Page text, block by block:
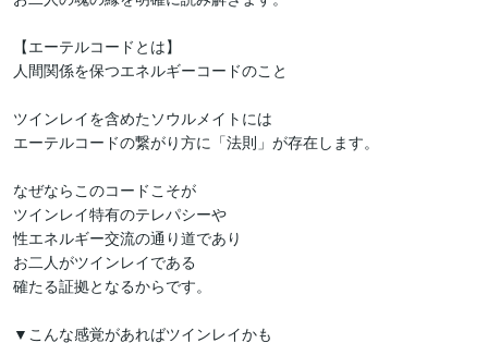
【エーテルコードとは】
人間関係を保つエネルギーコードのこと
ツインレイを含めたソウルメイトには
エーテルコードの繋がり方に「法則」が存在します。
なぜならこのコードこそが
ツインレイ特有のテレパシーや
性エネルギー交流の通り道であり
お二人がツインレイである
確たる証拠となるからです。
▼こんな感覚があればツインレイかも